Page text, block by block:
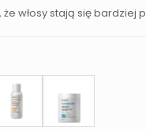
włosy stają się bardziej